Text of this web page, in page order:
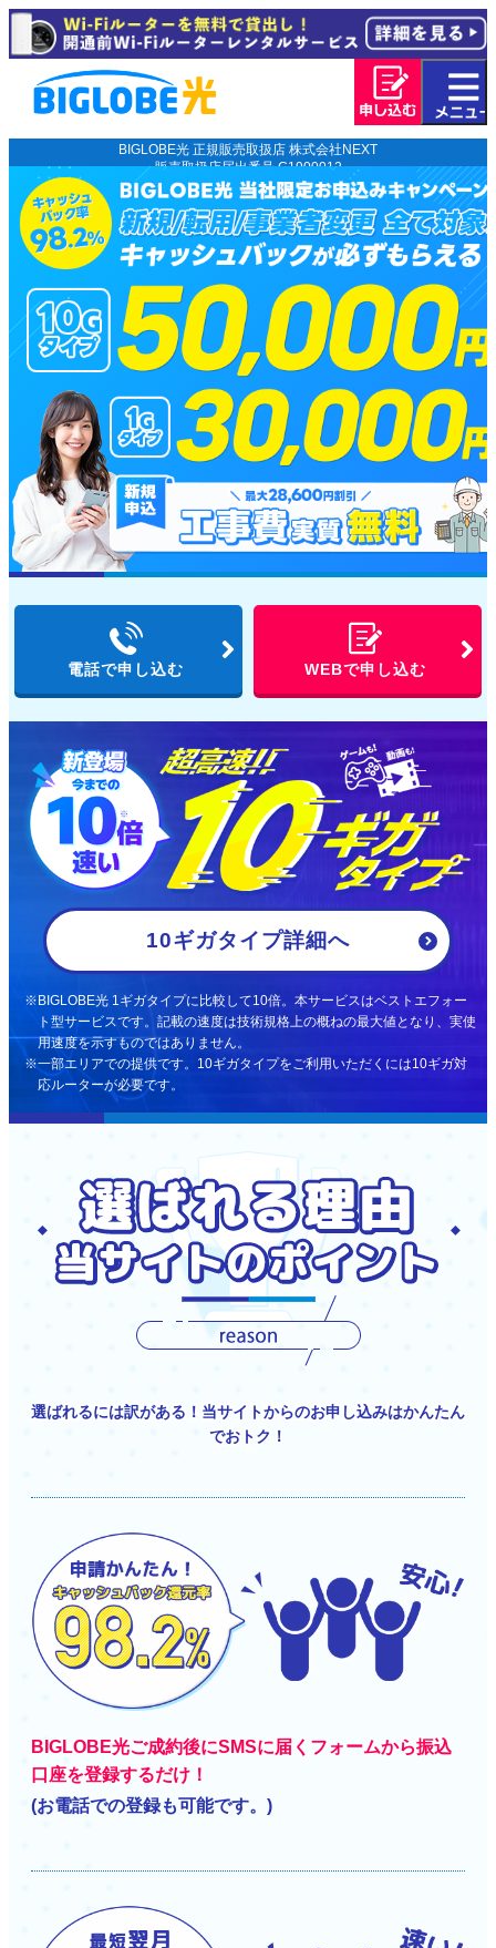
BIGLOBE光 正規販売取扱店 株式会社NEXT
販売取扱店届出番号 C1900012
電話で申し込む WEBで申し込む
10ギガタイプ詳細へ
BIGLOBE光 1ギガタイプに比較して10倍。本サービスはベストエフォー
ト型サービスです。記載の速度は技術規格上の概ねの最大値となり、実使
用速度を示すものではありません。
一部エリアでの提供です。10ギガタイプをご利用いただくには10ギガ対
応ルーターが必要です。
選ばれるには訳がある！当サイトからのお申し込みはかんたん
でおトク！
BIGLOBE光ご成約後にSMSに届くフォームから振込
口座を登録するだけ！
(お電話での登録も可能です。)